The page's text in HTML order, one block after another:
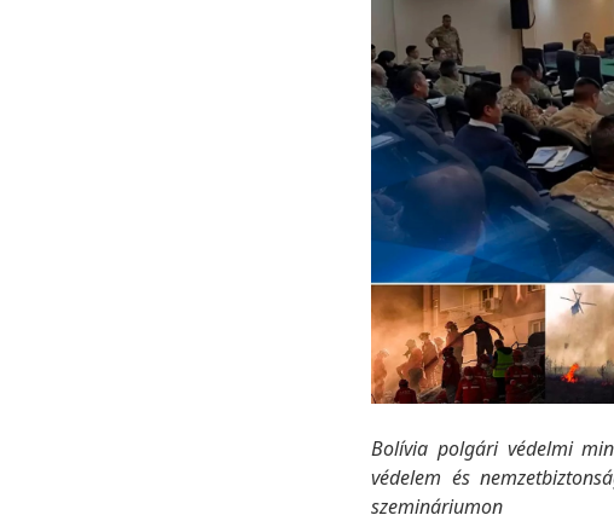
Bolívia polgári védelmi
védelem és
szemináriumon